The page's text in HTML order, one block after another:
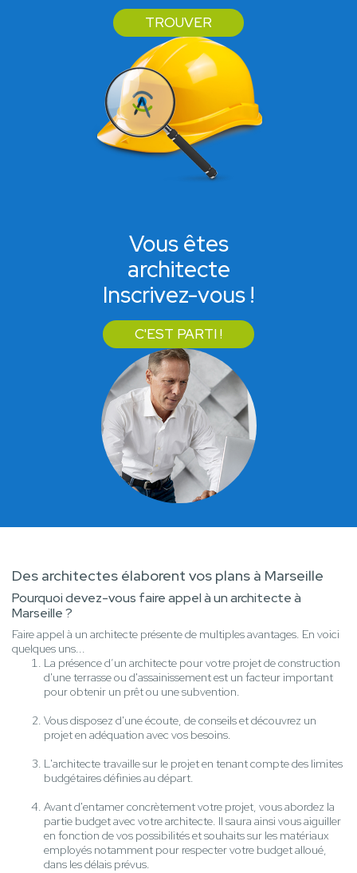
TROUVER
Vous êtes
architecte
Inscrivez-vous !
C'EST PARTI !
Des architectes élaborent vos plans à Marseille
Pourquoi devez-vous faire appel à un architecte à
Marseille ?
Faire appel à un architecte présente de multiples avantages. En voici
quelques uns...
La présence d’un architecte pour votre projet de construction
d'une terrasse ou d'assainissement est un facteur important
pour obtenir un prêt ou une subvention.
Vous disposez d'une écoute, de conseils et découvrez un
projet en adéquation avec vos besoins.
L'architecte travaille sur le projet en tenant compte des limites
budgétaires définies au départ.
Avant d'entamer concrètement votre projet, vous abordez la
partie budget avec votre architecte. Il saura ainsi vous aiguiller
en fonction de vos possibilités et souhaits sur les matériaux
employés notamment pour respecter votre budget alloué,
dans les délais prévus.